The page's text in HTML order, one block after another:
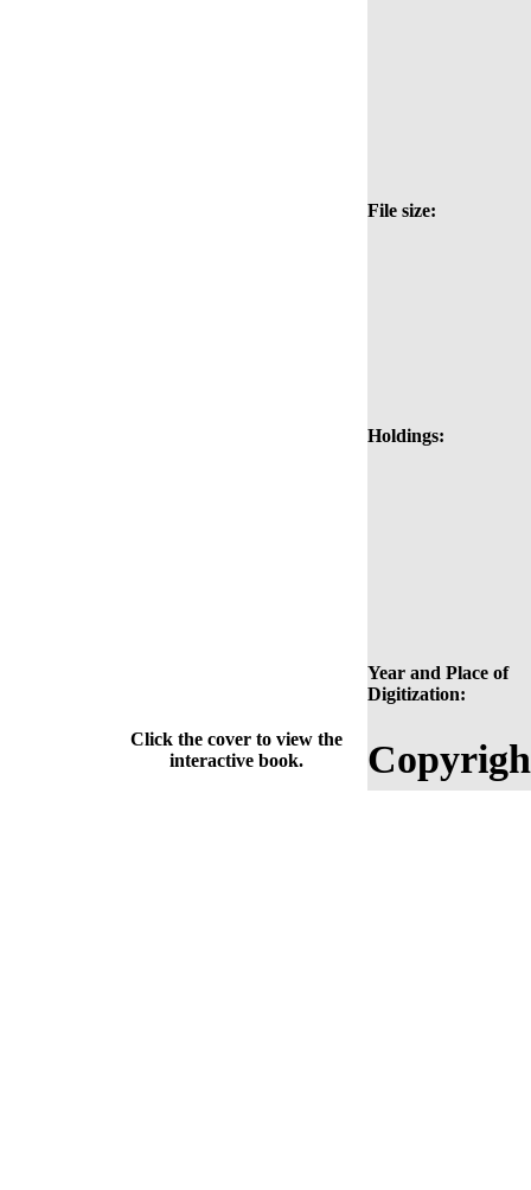
File size:
Holdings:
Year and Place of
Digitization:
Click the cover to view the
interactive book.